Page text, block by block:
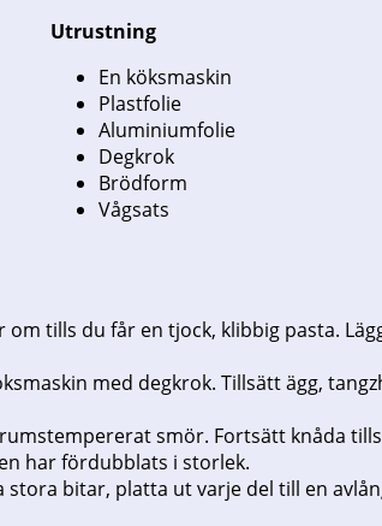
Utrustning
En köksmaskin
Plastfolie
Aluminiumfolie
Degkrok
Brödform
Vågsats
tills du får en tjock, klibbig pasta.
med degkrok. Tillsätt ägg,
smör. Fortsätt knåda
har fördubblats i storlek.
bitar, platta ut varje del till en